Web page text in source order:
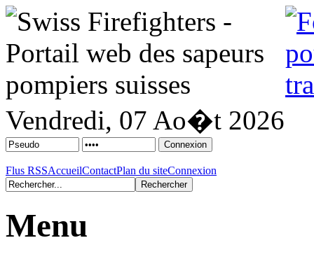
Vendredi, 07 Ao�t 2026
Flus RSSAccueilContactPlan du siteConnexion
Menu